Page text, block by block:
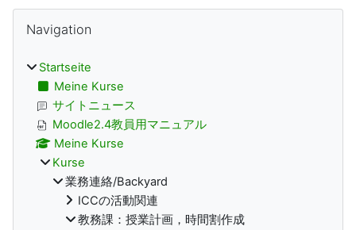
Blöcke
Navigation
Startseite
Meine Kurse
サイトニュース
Moodle2.4教員用マニュアル
Meine Kurse
Kurse
業務連絡/Backyard
ICCの活動関連
教務課：授業計画，時間割作成